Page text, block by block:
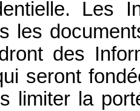
Les
les
des
seront
limiter la